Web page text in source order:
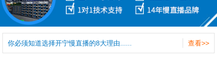
查看>>
你必须知道选择开宁慢直播的8大理由......